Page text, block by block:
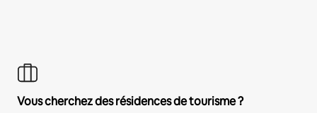
Vous cherchez des résidences de tourisme ?